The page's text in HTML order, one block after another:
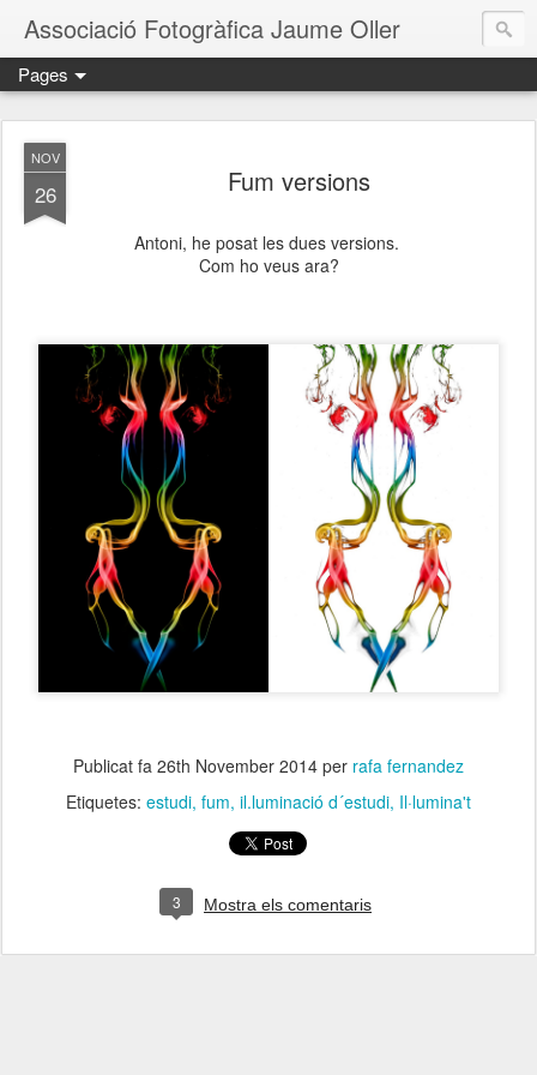
Associació Fotogràfica Jaume Oller
Pages
NOV
26 Fum versions
Antoni, he posat les dues versions.
Com ho veus ara?
Publicat fa 26th November 2014 per rafa fernandez
Etiquetes: estudi fum il.luminació d´estudi Il·lumina't
3 Mostra els comentaris